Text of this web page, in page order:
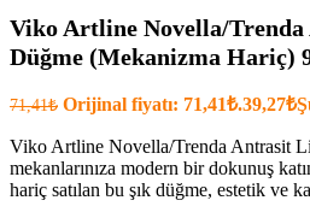
Viko Artline Novella/
Düğme (Mekanizma Hariç)
71,41₺ Orijinal fiyatı: 71,41₺.39,27₺
Viko Artline Novella/Trenda Antrasit
mekanlarınıza modern bir dokunuş
hariç satılan bu şık düğme, estetik ve